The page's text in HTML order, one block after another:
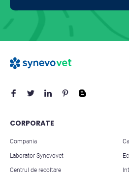
CORPORATE
Compania
Laborator Synevovet
Centrul de recoltare